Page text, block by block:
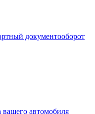
документооборот
вашего автомобиля